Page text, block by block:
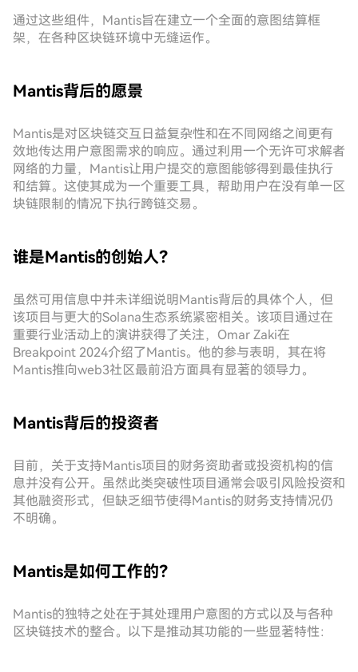
通过这些组件，Mantis旨在建立一个全面的意图结算框
架，在各种区块链环境中无缝运作。
Mantis背后的愿景
Mantis是对区块链交互日益复杂性和在不同网络之间更有
效地传达用户意图需求的响应。通过利用一个无许可求解者
网络的力量，Mantis让用户提交的意图能够得到最佳执行
和结算。这使其成为一个重要工具，帮助用户在没有单一区
块链限制的情况下执行跨链交易。
谁是Mantis的创始人？
虽然可用信息中并未详细说明Mantis背后的具体个人，但
该项目与更大的Solana生态系统紧密相关。该项目通过在
重要行业活动上的演讲获得了关注，Omar Zaki在
Breakpoint 2024介绍了Mantis。他的参与表明，其在将
Mantis推向web3社区最前沿方面具有显著的领导力。
Mantis背后的投资者
目前，关于支持Mantis项目的财务资助者或投资机构的信
息并没有公开。虽然此类突破性项目通常会吸引风险投资和
其他融资形式，但缺乏细节使得Mantis的财务支持情况仍
不明确。
Mantis是如何工作的？
Mantis的独特之处在于其处理用户意图的方式以及与各种
区块链技术的整合。以下是推动其功能的一些显著特性：